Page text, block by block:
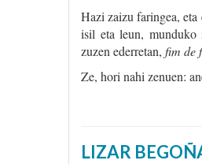
Hazi zaizu faringea,
isil eta leun, munduko
zuzen ederretan, fim de
Ze, hori nahi zenuen:
LIZAR